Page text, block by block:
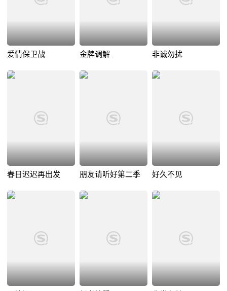
爱情保卫战 金牌调解 非诚勿扰
春日迟迟再出发 朋友请听好第二季 好久不见